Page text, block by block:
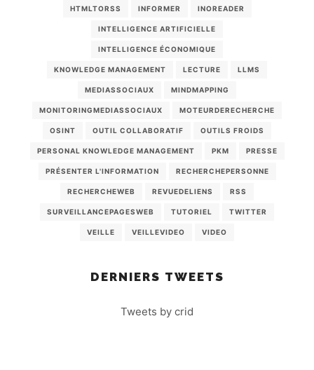
HTMLTORSS INFORMER INOREADER
INTELLIGENCE ARTIFICIELLE
INTELLIGENCE ÉCONOMIQUE
KNOWLEDGE MANAGEMENT LECTURE LLMS
MEDIASSOCIAUX MINDMAPPING
MONITORINGMEDIASSOCIAUX MOTEURDERECHERCHE
OSINT OUTIL COLLABORATIF OUTILS FROIDS
PERSONAL KNOWLEDGE MANAGEMENT PKM PRESSE
PRÉSENTER L'INFORMATION RECHERCHEPERSONNE
RECHERCHEWEB REVUEDELIENS RSS
SURVEILLANCEPAGESWEB TUTORIEL TWITTER
VEILLE VEILLEVIDEO VIDEO
DERNIERS TWEETS
Tweets by crid